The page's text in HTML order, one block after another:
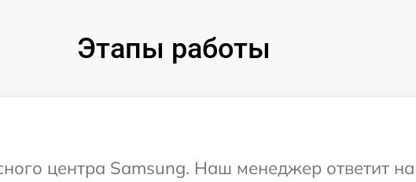
Этапы работы
центра Samsung. Наш менеджер ответит